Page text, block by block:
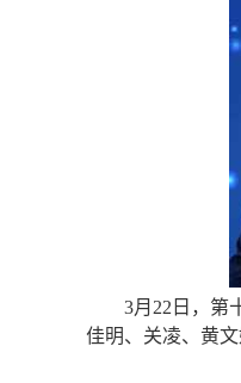
3月22日，第
佳明、关凌、黄